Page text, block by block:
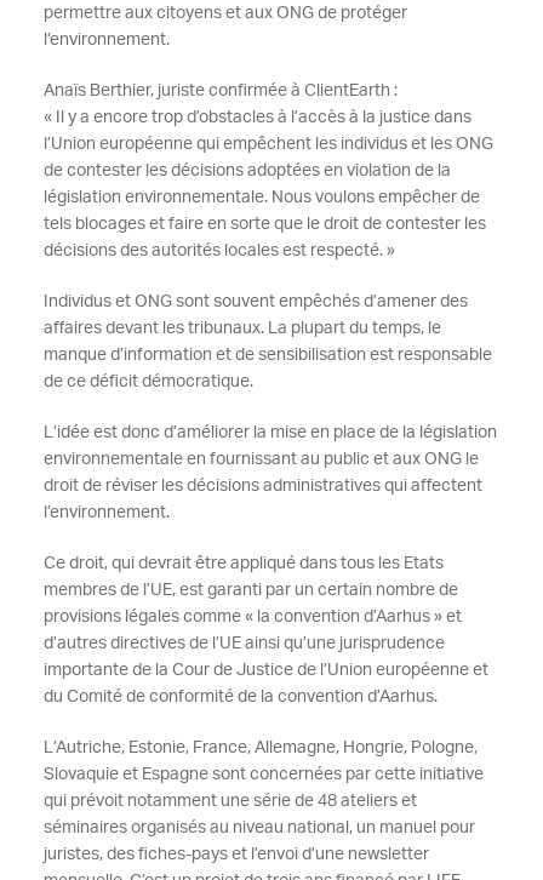
permettre aux citoyens et aux ONG de protéger
l’environnement.
Anaïs Berthier, juriste confirmée à ClientEarth :
« Il y a encore trop d’obstacles à l’accès à la justice dans
l’Union européenne qui empêchent les individus et les ONG
de contester les décisions adoptées en violation de la
législation environnementale. Nous voulons empêcher de
tels blocages et faire en sorte que le droit de contester les
décisions des autorités locales est respecté. »
Individus et ONG sont souvent empêchés d’amener des
affaires devant les tribunaux. La plupart du temps, le
manque d’information et de sensibilisation est responsable
de ce déficit démocratique.
L’idée est donc d’améliorer la mise en place de la législation
environnementale en fournissant au public et aux ONG le
droit de réviser les décisions administratives qui affectent
l’environnement.
Ce droit, qui devrait être appliqué dans tous les Etats
membres de l’UE, est garanti par un certain nombre de
provisions légales comme « la convention d’Aarhus » et
d’autres directives de l’UE ainsi qu’une jurisprudence
importante de la Cour de Justice de l’Union européenne et
du Comité de conformité de la convention d’Aarhus.
L’Autriche, Estonie, France, Allemagne, Hongrie, Pologne,
Slovaquie et Espagne sont concernées par cette initiative
qui prévoit notamment une série de 48 ateliers et
séminaires organisés au niveau national, un manuel pour
juristes, des fiches-pays et l’envoi d’une newsletter